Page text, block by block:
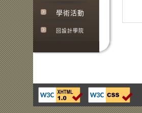
學術活動
回設計學院